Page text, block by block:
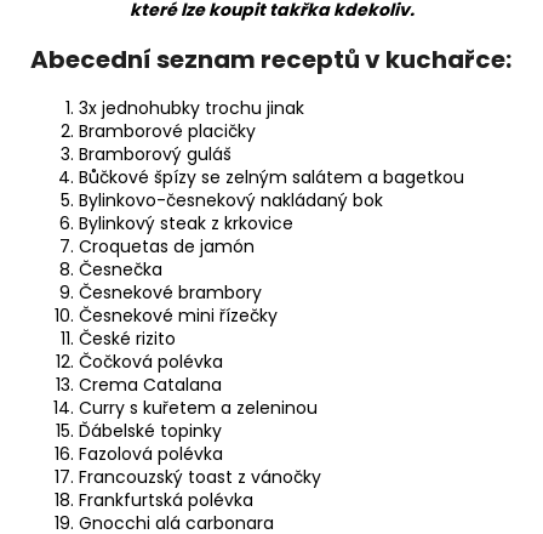
které lze koupit takřka kdekoliv.
Abecední seznam receptů v kuchařce:
3x jednohubky trochu jinak
Bramborové placičky
Bramborový guláš
Bůčkové špízy se zelným salátem a bagetkou
Bylinkovo-česnekový nakládaný bok
Bylinkový steak z krkovice
Croquetas de jamón
Česnečka
Česnekové brambory
Česnekové mini řízečky
České rizito
Čočková polévka
Crema Catalana
Curry s kuřetem a zeleninou
Ďábelské topinky
Fazolová polévka
Francouzský toast z vánočky
Frankfurtská polévka
Gnocchi alá carbonara